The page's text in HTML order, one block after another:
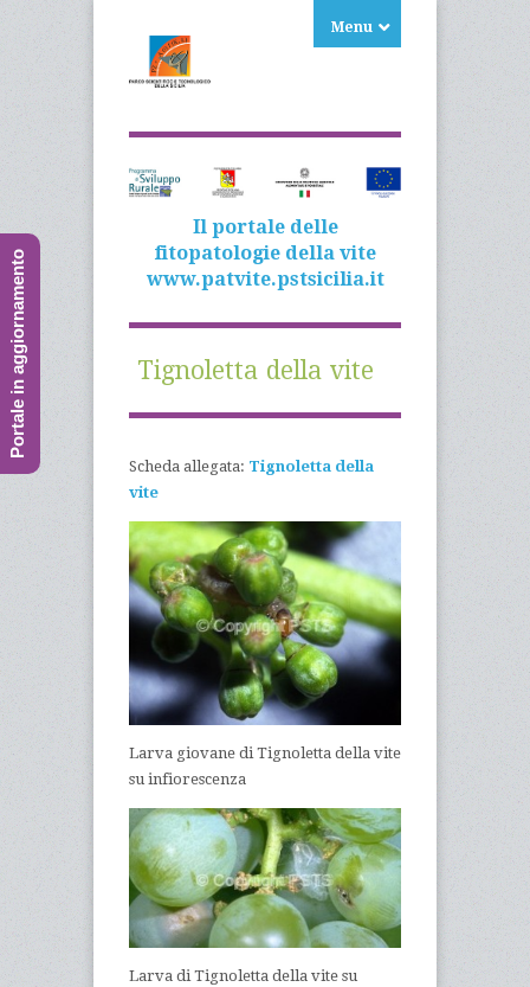
Menu
Il portale delle
fitopatologie della vite
www.patvite.pstsicilia.it
Tignoletta della vite
Scheda allegata: Tignoletta della
vite
Larva giovane di Tignoletta della vite
su infiorescenza
Larva di Tignoletta della vite su
Portale in aggiornamento